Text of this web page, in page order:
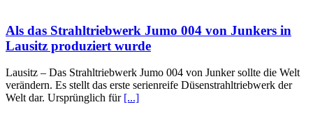
Als das Strahltriebwerk Jumo 004 von Junkers in
Lausitz produziert wurde
Lausitz – Das Strahltriebwerk Jumo 004 von Junker sollte die Welt
verändern. Es stellt das erste serienreife Düsenstrahltriebwerk der
Welt dar. Ursprünglich für [...]